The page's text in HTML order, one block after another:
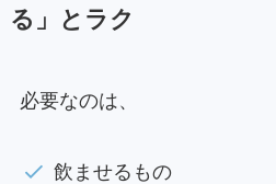
る」とラク
必要なのは、
飲ませるもの